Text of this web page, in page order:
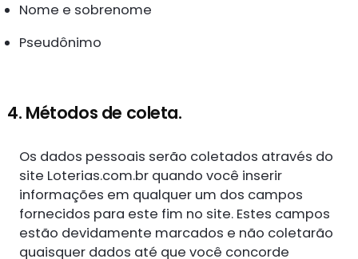
Nome e sobrenome
Pseudônimo
4. Métodos de coleta.
Os dados pessoais serão coletados através do
site Loterias.com.br quando você inserir
informações em qualquer um dos campos
fornecidos para este fim no site. Estes campos
estão devidamente marcados e não coletarão
quaisquer dados até que você concorde